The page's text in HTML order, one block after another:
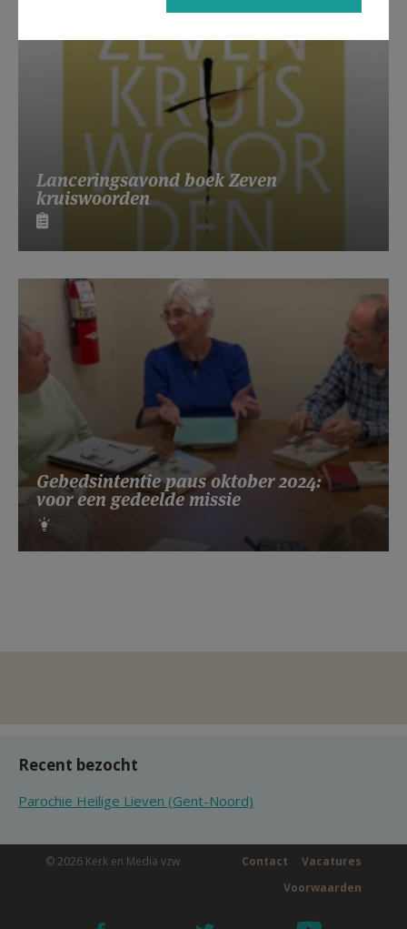
Lanceringsavond boek Zeven
kruiswoorden
Gebedsintentie paus oktober 2024:
voor een gedeelde missie
Recent bezocht
Parochie Heilige Lieven (Gent-Noord)
© 2026 Kerk en Media vzw Vacatures
Contact
Voorwaarden